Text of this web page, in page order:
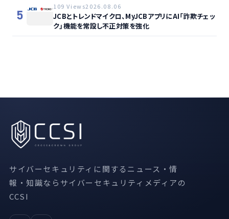
5
109 Views2026.08.06
JCBとトレンドマイクロ、MyJCBアプリにAI「詐欺チェッ
ク」機能を常設し不正対策を強化
サイバーセキュリティに関するニュース・情
報・知識ならサイバーセキュリティメディアの
CCSI